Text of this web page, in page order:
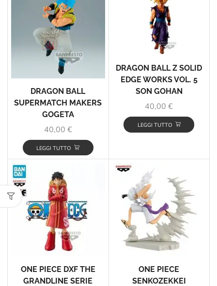
DRAGON BALL
SUPERMATCH MAKERS
GOGETA
40,00 €
LEGGI TUTTO
DRAGON BALL Z SOLID
EDGE WORKS VOL. 5
SON GOHAN
40,00€
LEGGI TUTTO
ONE PIECE DXF THE
GRANDLINE SERIE
ONE PIECE
SENKOZEKKEI